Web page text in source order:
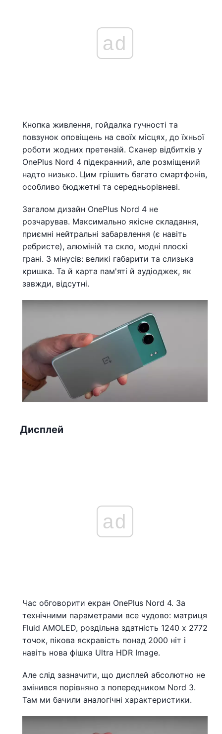
ad
Кнопка живлення, гойдалка гучності та
повзунок оповіщень на своїх місцях, до їхньої
роботи жодних претензій. Сканер відбитків у
OnePlus Nord 4 підекранний, але розміщений
надто низько. Цим грішить багато смартфонів,
особливо бюджетні та середньорівневі.
Загалом дизайн OnePlus Nord 4 не
розчарував. Максимально якісне складання,
приємні нейтральні забарвлення (є навіть
ребристе), алюміній та скло, модні плоскі
грані. З мінусів: великі габарити та слизька
кришка. Та й карта пам'яті й аудіоджек, як
завжди, відсутні.
Дисплей
ad
Час обговорити екран OnePlus Nord 4. За
технічними параметрами все чудово: матриця
Fluid AMOLED, роздільна здатність 1240 x 2772
точок, пікова яскравість понад 2000 ніт і
навіть нова фішка Ultra HDR Image.
Але слід зазначити, що дисплей абсолютно не
змінився порівняно з попередником Nord 3.
Там ми бачили аналогічні характеристики.